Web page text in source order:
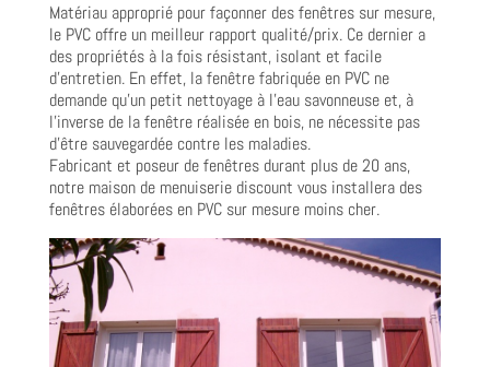
Matériau approprié pour façonner des fenêtres sur mesure,
le PVC offre un meilleur rapport qualité/prix. Ce dernier a
des propriétés à la fois résistant, isolant et facile
d’entretien. En effet, la fenêtre fabriquée en PVC ne
demande qu’un petit nettoyage à l’eau savonneuse et, à
l’inverse de la fenêtre réalisée en bois, ne nécessite pas
d’être sauvegardée contre les maladies.
Fabricant et poseur de fenêtres durant plus de 20 ans,
notre maison de menuiserie discount vous installera des
fenêtres élaborées en PVC sur mesure moins cher.